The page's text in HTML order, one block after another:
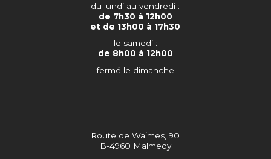
du lundi au vendredi :
de 7h30 à 12h00
et de 13h00 à 17h30
le samedi :
de 8h00 à 12h00
fermé le dimanche
Route de Waimes, 90
B-4960 Malmedy